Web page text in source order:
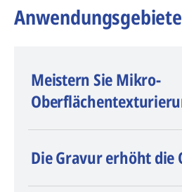
Anwendungsgebiete
Meistern Sie Mikro-
einem Beheizungs- und
erweitert die
Die Gravur erhöht die